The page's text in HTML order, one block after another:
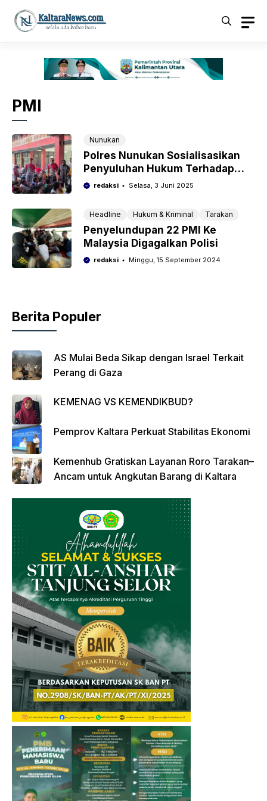
Langsung
PMI
Nunukan
Polres Nunukan Sosialisasikan
Penyuluhan Hukum Terhadap
Pekerja Migran Indonesia
redaksi Selasa, 3 Juni 2025
Headline Hukum & Kriminal Tarakan
Penyelundupan 22 PMI Ke
Malaysia Digagalkan Polisi
redaksi Minggu, 15 September 2024
Berita Populer
AS Mulai Beda Sikap dengan Israel Terkait
Perang di Gaza
KEMENAG VS KEMENDIKBUD?
Pemprov Kaltara Perkuat Stabilitas Ekonomi
Kemenhub Gratiskan Layanan Roro Tarakan–
Ancam untuk Angkutan Barang di Kaltara